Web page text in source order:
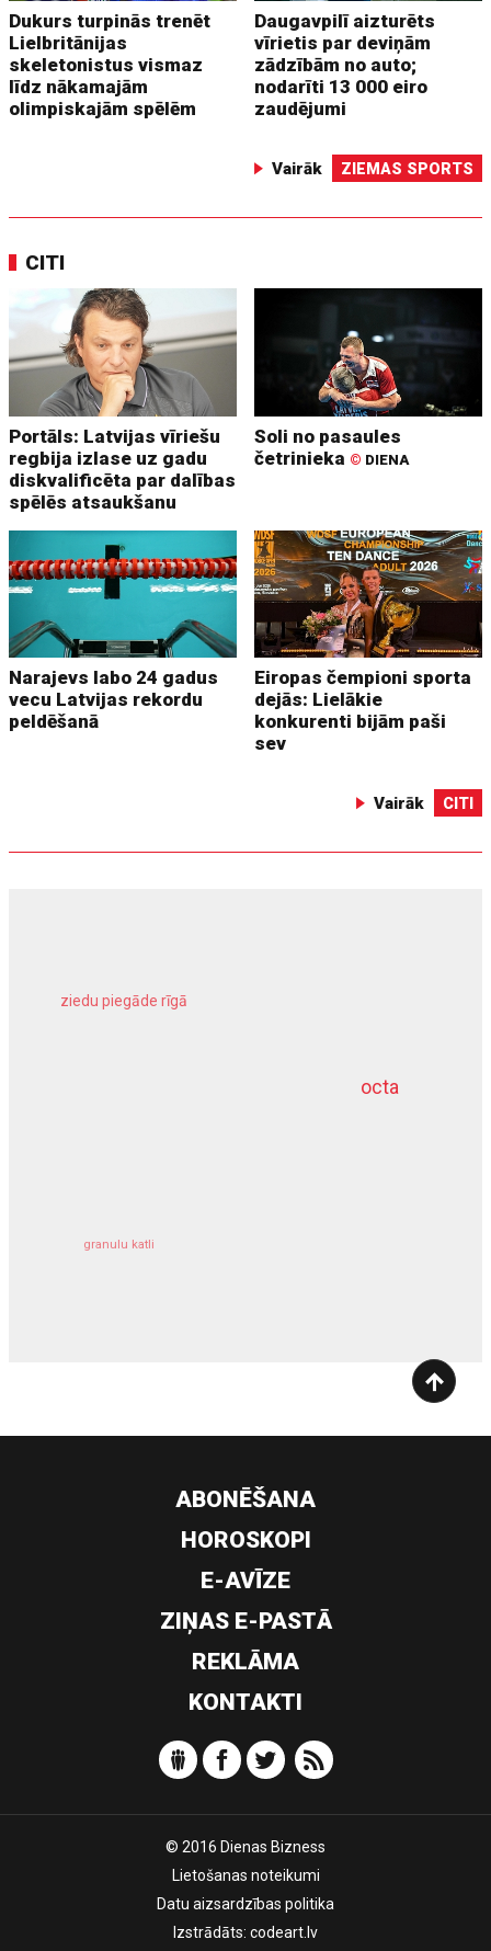
Dukurs turpinās trenēt
Lielbritānijas
skeletonistus vismaz
līdz nākamajām
olimpiskajām spēlēm
Daugavpilī aizturēts
vīrietis par deviņām
zādzībām no auto;
nodarīti 13 000 eiro
zaudējumi
Vairāk ZIEMAS SPORTS
CITI
Portāls: Latvijas vīriešu
regbija izlase uz gadu
diskvalificēta par dalības
spēlēs atsaukšanu
Soli no pasaules
četrinieka © DIENA
Narajevs labo 24 gadus
vecu Latvijas rekordu
peldēšanā
Eiropas čempioni sporta
dejās: Lielākie
konkurenti bijām paši
sev
Vairāk CITI
octa
ziedu piegāde rīgā
granulu katli
dziļurbums
ABONĒŠANA
HOROSKOPI
E-AVĪZE
ZIŅAS E-PASTĀ
REKLĀMA
KONTAKTI
© 2016 Dienas Bizness
Lietošanas noteikumi
Datu aizsardzības politika
Izstrādāts: codeart.lv